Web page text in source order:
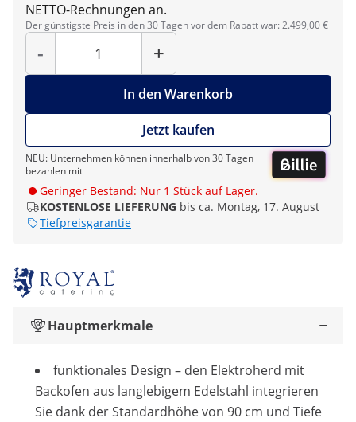
NETTO-Rechnungen an.
Der günstigste Preis in den 30 Tagen vor dem Rabatt war: 2.499,00 €
-
Menge
+
In den Warenkorb
Jetzt kaufen
NEU: Unternehmen können innerhalb von 30 Tagen
bezahlen mit
Geringer Bestand: Nur 1 Stück auf Lager.
KOSTENLOSE LIEFERUNG bis ca. Montag, 17. August
Tiefpreisgarantie
Hauptmerkmale
funktionales Design – den Elektroherd mit
Backofen aus langlebigem Edelstahl integrieren
Sie dank der Standardhöhe von 90 cm und Tiefe